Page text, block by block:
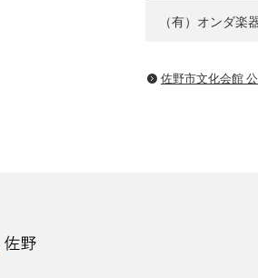
（有）オンダ
佐野市文化会館